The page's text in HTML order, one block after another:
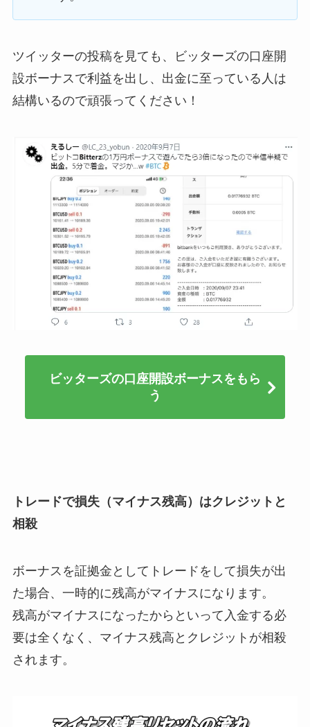
ツイッターの投稿を見ても、ビッターズの口座開
設ボーナスで利益を出し、出金に至っている人は
結構いるので頑張ってください！
ビッターズの口座開設ボーナスをもら
う
トレードで損失（マイナス残高）はクレジットと
相殺
ボーナスを証拠金としてトレードをして損失が出
た場合、一時的に残高がマイナスになります。
残高がマイナスになったからといって入金する必
要は全くなく、マイナス残高とクレジットが相殺
されます。